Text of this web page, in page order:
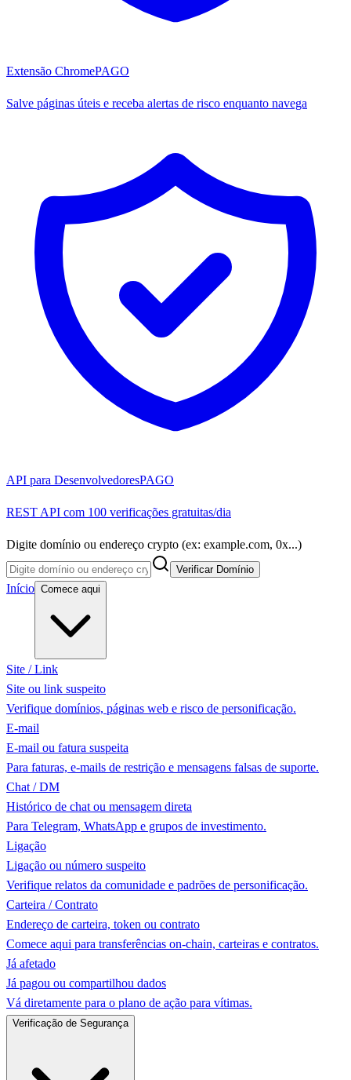
Extensão ChromePAGO
Salve páginas úteis e receba alertas de risco enquanto navega
API para DesenvolvedoresPAGO
REST API com 100 verificações gratuitas/dia
Digite domínio ou endereço crypto (ex: example.com, 0x...)
Verificar Domínio
Início Comece aqui
Site / Link
Site ou link suspeito
Verifique domínios, páginas web e risco de personificação.
E-mail
E-mail ou fatura suspeita
Para faturas, e-mails de restrição e mensagens falsas de suporte.
Chat / DM
Histórico de chat ou mensagem direta
Para Telegram, WhatsApp e grupos de investimento.
Ligação
Ligação ou número suspeito
Verifique relatos da comunidade e padrões de personificação.
Carteira / Contrato
Endereço de carteira, token ou contrato
Comece aqui para transferências on-chain, carteiras e contratos.
Já afetado
Já pagou ou compartilhou dados
Vá diretamente para o plano de ação para vítimas.
Verificação de Segurança